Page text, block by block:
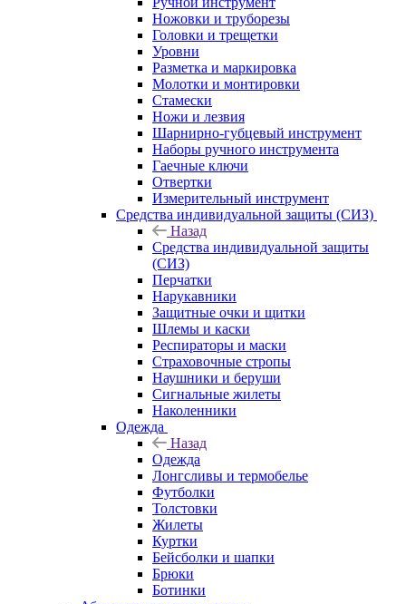
Ножовки и труборезы
Головки и трещетки
Уровни
Разметка и маркировка
Молотки и монтировки
Стамески
Ножи и лезвия
Шарнирно-губцевый инструмент
Наборы ручного инструмента
Гаечные ключи
Отвертки
Измерительный инструмент
Средства индивидуальной защиты (СИЗ)
Назад
Средства индивидуальной защиты
(СИЗ)
Перчатки
Нарукавники
Защитные очки и щитки
Шлемы и каски
Респираторы и маски
Страховочные стропы
Наушники и беруши
Сигнальные жилеты
Наколенники
Одежда
Назад
Одежда
Лонгсливы и термобелье
Футболки
Толстовки
Жилеты
Куртки
Бейсболки и шапки
Брюки
Ботинки